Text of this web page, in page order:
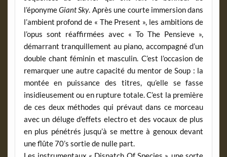
l’éponymeGiant Sky. Après une courte immersion dans
l’ambient profond de « The Present », les ambitions de
l’opus sont réaffirmées avec « To The Pensieve »,
démarrant tranquillement au piano, accompagné d’un
double chant féminin et masculin. C’est l’occasion de
remarquer une autre capacité du mentor de Soup : la
montée en puissance des titres, qu’elle se fasse
insidieusement ou en rupture totale. C’est la première
de ces deux méthodes qui prévaut dans ce morceau
avec un déluge d’effets electro et des vocaux de plus
en plus pénétrés jusqu’à se mettre à genoux devant
une flûte 70’s sortie de nulle part.